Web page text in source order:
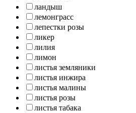
ландыш
лемонграсс
лепестки розы
ликер
лилия
лимон
листья земляники
листья инжира
листья малины
листья розы
листья табака